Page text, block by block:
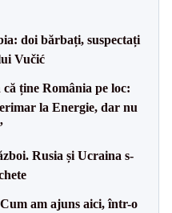
doi bărbați, suspectați
Vučić
ține România pe loc:
la Energie, dar nu
Rusia și Ucraina s-
am ajuns aici, într-o